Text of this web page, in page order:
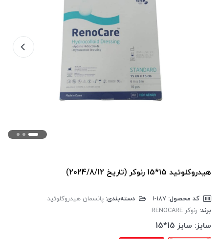
هیدروکلوئید 15*15 رنوکر (تاریخ 2024/8/12)
کد محصول: دسته‌بندی: پانسمان هیدروکلوئید
برند: رنوکر RENOCARE
سایز: سایز 15*15